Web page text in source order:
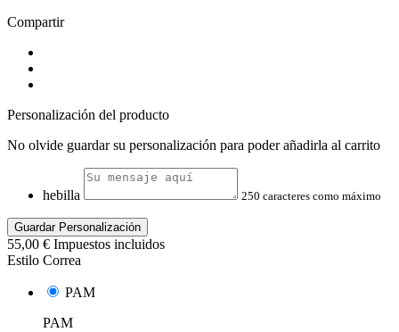
Compartir
Personalización del producto
No olvide guardar su personalización para poder añadirla al carrito
hebilla 250 caracteres como máximo
Guardar Personalización
55,00 € Impuestos incluidos
Estilo Correa
PAM
PAM